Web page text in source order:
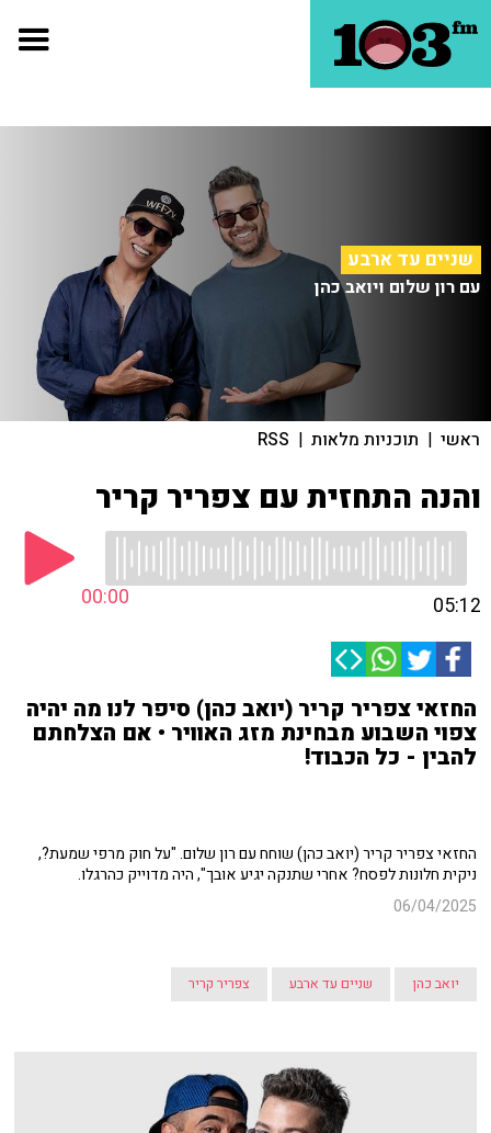
שניים עד ארבע
עם רון שלום ויואב כהן
ראשי | תוכניות מלאות |
RSS
והנה התחזית עם צפריר קריר
00:00 05:12
החזאי צפריר קריר (יואב כהן) סיפר לנו מה יהיה
צפוי השבוע מבחינת מזג האוויר • אם הצלחתם
להבין - כל הכבוד!
החזאי צפריר קריר (יואב כהן) שוחח עם רון שלום. "על חוק מרפי שמעת?,
ניקית חלונות לפסח? אחרי שתנקה יגיע אובך", היה מדוייק כהרגלו.
06/04/2025
יואב כהן שניים עד ארבע צפריר קריר